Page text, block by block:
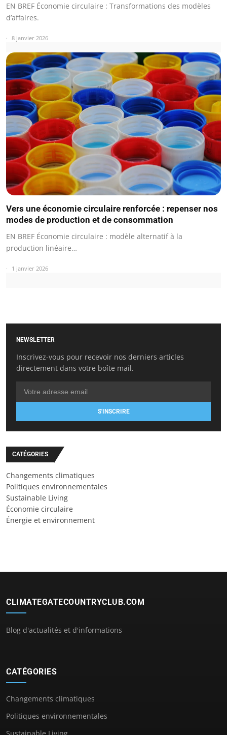
EN BREF Économie circulaire : Transformations des modèles
d’affaires.
8 janvier 2026
Vers une économie circulaire renforcée : repenser nos
modes de production et de consommation
EN BREF Économie circulaire : modèle alternatif à la
production linéaire…
1 janvier 2026
NEWSLETTER
Inscrivez-vous pour recevoir nos derniers articles
directement dans votre boîte mail.
S'INSCRIRE
CATÉGORIES
Changements climatiques
Politiques environnementales
Sustainable Living
Économie circulaire
Énergie et environnement
CLIMATEGATECOUNTRYCLUB.COM
Blog d'actualités et d'informations
CATÉGORIES
Changements climatiques
Politiques environnementales